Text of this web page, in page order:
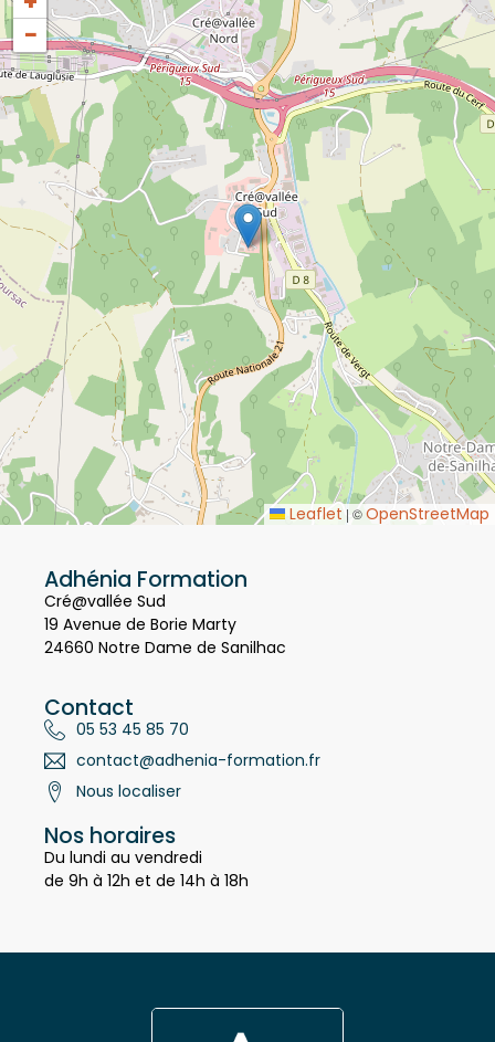
+
−
Leaflet | © OpenStreetMap
Adhénia Formation
Cré@vallée Sud
19 Avenue de Borie Marty
24660 Notre Dame de Sanilhac
Contact
05 53 45 85 70
contact@adhenia-formation.fr
Nous localiser
Nos horaires
Du lundi au vendredi
de 9h à 12h et de 14h à 18h